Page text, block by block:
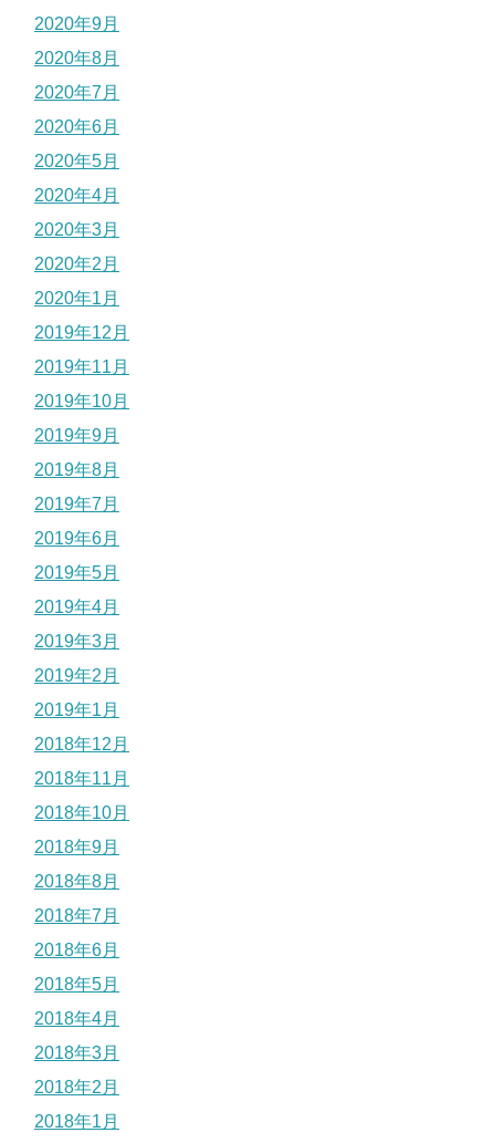
2020年9月
2020年8月
2020年7月
2020年6月
2020年5月
2020年4月
2020年3月
2020年2月
2020年1月
2019年12月
2019年11月
2019年10月
2019年9月
2019年8月
2019年7月
2019年6月
2019年5月
2019年4月
2019年3月
2019年2月
2019年1月
2018年12月
2018年11月
2018年10月
2018年9月
2018年8月
2018年7月
2018年6月
2018年5月
2018年4月
2018年3月
2018年2月
2018年1月